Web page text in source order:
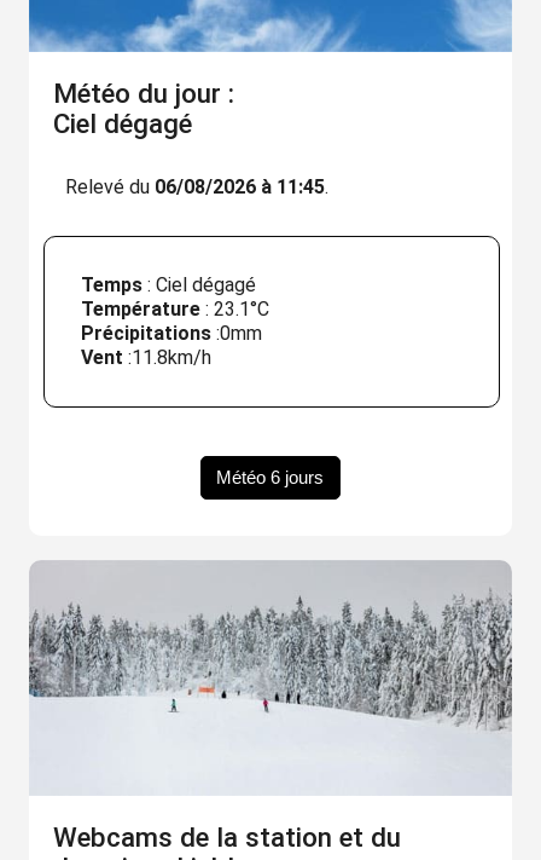
Météo du jour :
Ciel dégagé
Relevé du 06/08/2026 à 11:45.
Temps: Ciel dégagé
Température: 23.1°C
Précipitations:0mm
Vent :11.8km/h
Météo 6 jours
Webcams de la station et du